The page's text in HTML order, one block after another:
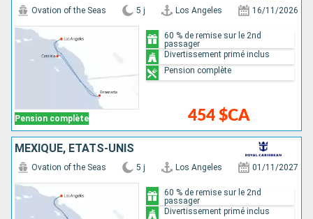
Pension complète
Ovation of the Seas 5 j Los Angeles 16/11/2026
454 $CA
60 % de remise sur le 2nd
passager
Divertissement primé inclus
Pension complète
MEXIQUE, ÉTATS-UNIS
Ovation of the Seas 5 j Los Angeles 01/11/2027
60 % de remise sur le 2nd
passager
Divertissement primé inclus